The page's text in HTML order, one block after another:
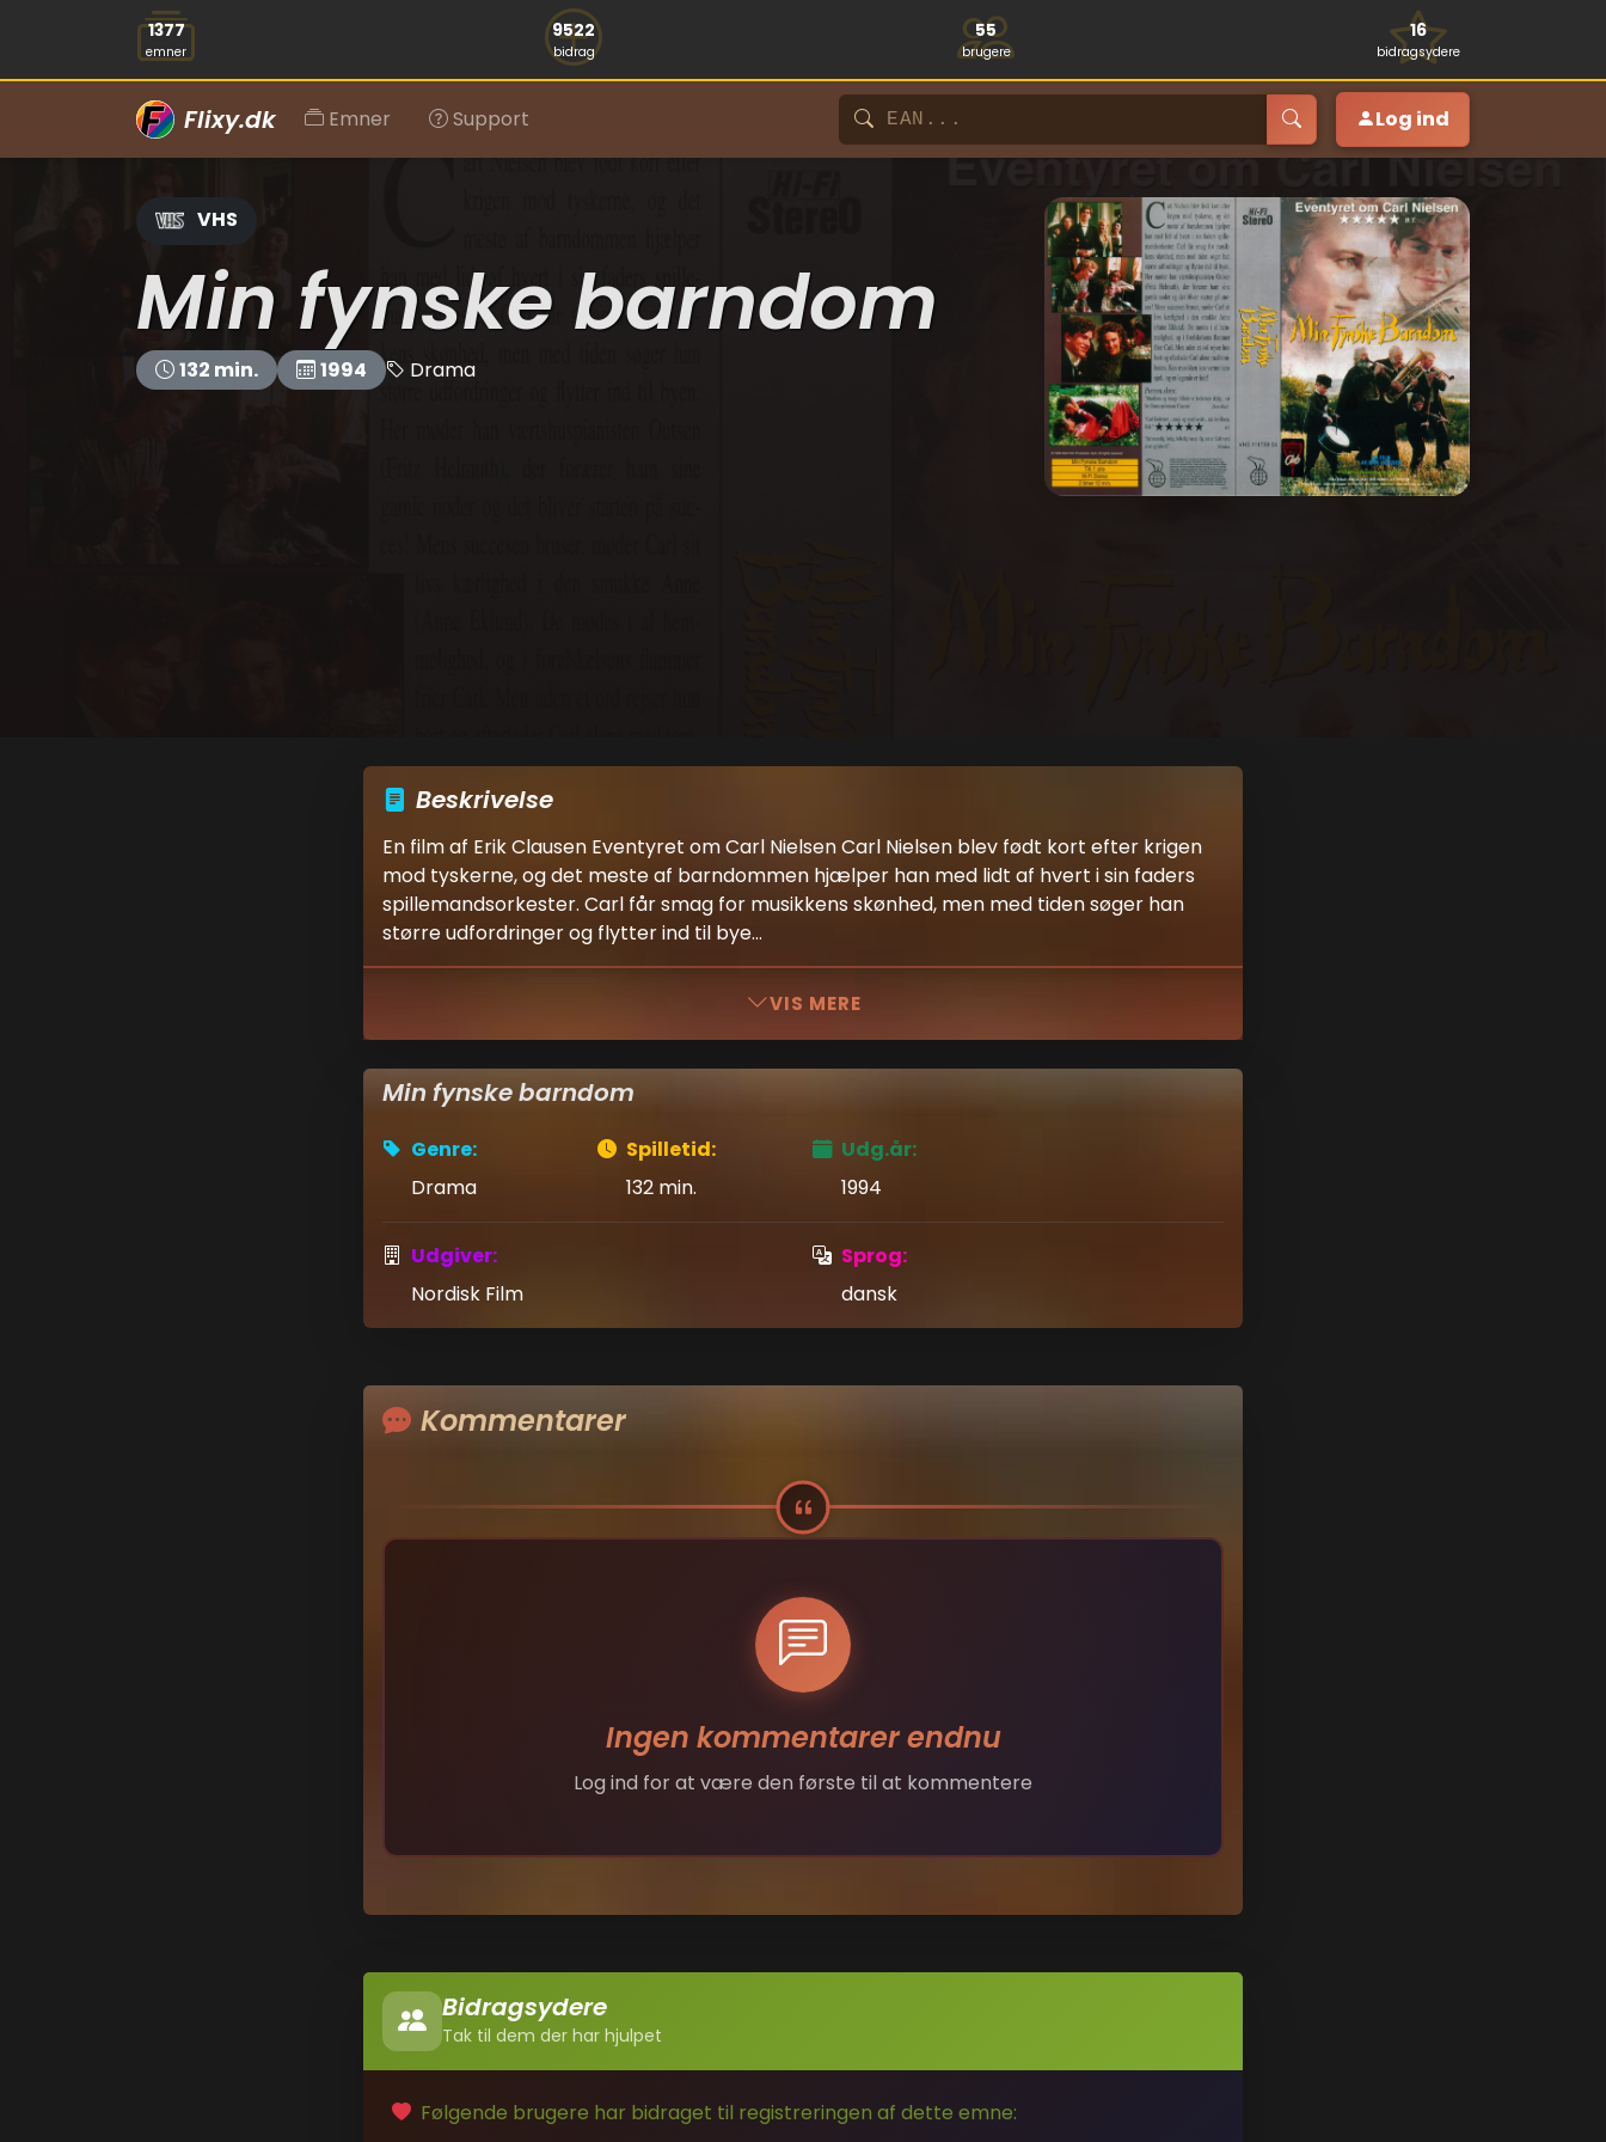
1377
emner
9522
bidrag
55
brugere
16
bidragsydere
Flixy.dk Emner Support Log ind
VHS
Min fynske barndom
132 min. 1994 Drama
Beskrivelse
En film af Erik Clausen Eventyret om Carl Nielsen Carl Nielsen blev født kort efter krigen
mod tyskerne, og det meste af barndommen hjælper han med lidt af hvert i sin faders
spillemandsorkester. Carl får smag for musikkens skønhed, men med tiden søger han
større udfordringer og flytter ind til bye...
VIS MERE
Min fynske barndom
Genre:
Drama
Spilletid:
132 min.
Udg.år:
1994
Udgiver:
Nordisk Film
Sprog:
dansk
Kommentarer
Ingen kommentarer endnu
Log ind for at være den første til at kommentere
Bidragsydere
Tak til dem der har hjulpet
Følgende brugere har bidraget til registreringen af dette emne: